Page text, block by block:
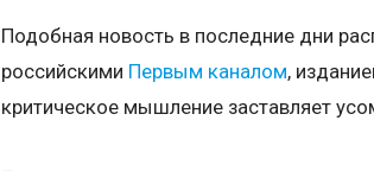
Подобная новость в последние дни
российскими Первым каналом,
критическое мышление заставляет